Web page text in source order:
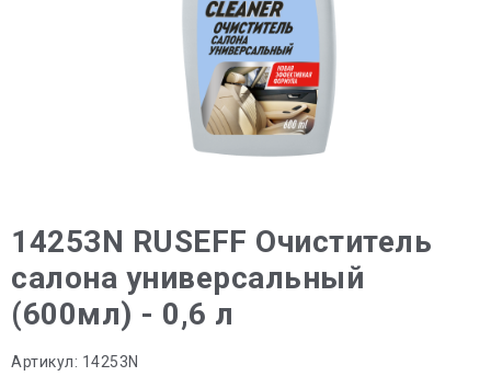
14253N RUSEFF Очиститель
салона универсальный
(600мл) - 0,6 л
Артикул: 14253N